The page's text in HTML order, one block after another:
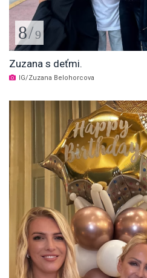
8/9
Zuzana s deťmi.
IG/Zuzana Belohorcova